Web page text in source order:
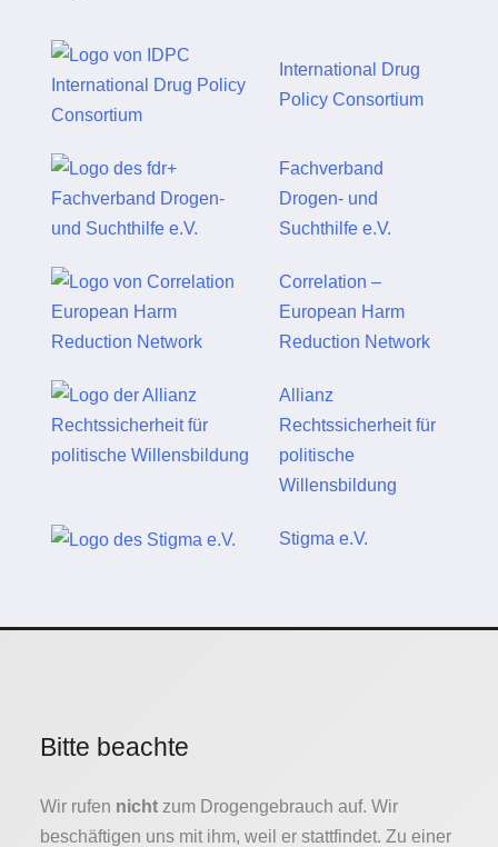
International Drug
Policy Consortium
Fachverband
Drogen- und
Suchthilfe e.V.
Correlation –
European Harm
Reduction Network
Allianz
Rechtssicherheit für
politische
Willensbildung
Stigma e.V.
Bitte beachte
Wir rufen nicht zum Drogengebrauch auf. Wir
beschäftigen uns mit ihm, weil er stattfindet. Zu einer